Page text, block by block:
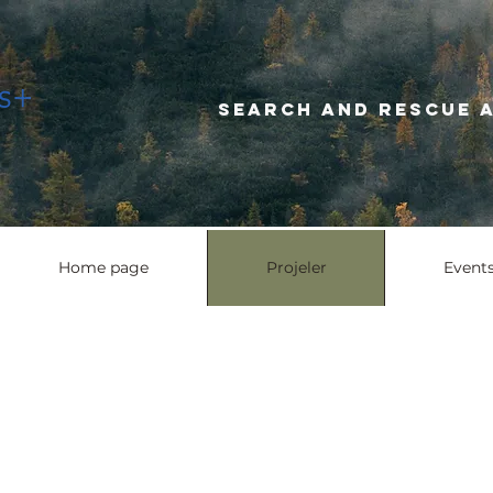
Search and
Home page Projeler
Home page Projeler